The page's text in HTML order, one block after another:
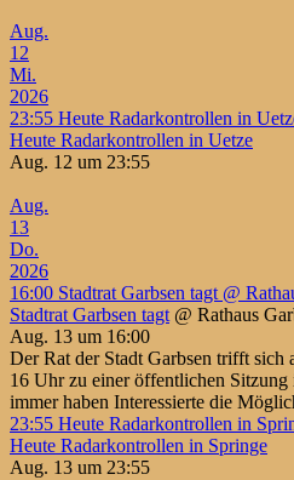
Aug.
12
Mi.
2026
23:55 Heute Radarkontrollen in
Heute Radarkontrollen in Uetze
Aug. 12 um 23:55
Aug.
13
Do.
2026
16:00 Stadtrat Garbsen tagt @
Stadtrat Garbsen tagt @ Rathaus
Aug. 13 um 16:00
Der Rat der Stadt Garbsen trifft sich
16 Uhr zu einer öffentlichen Sitzung
immer haben Interessierte die
23:55 Heute Radarkontrollen in
Heute Radarkontrollen in Springe
Aug. 13 um 23:55